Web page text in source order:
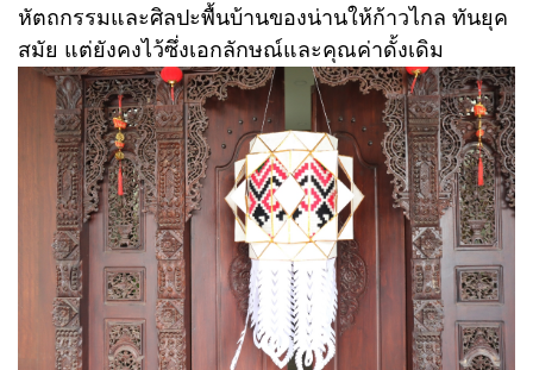
หัตถกรรมและศิลปะพื้นบ้านของน่านให้ก้าวไกล ทันยุค
สมัย แต่ยังคงไว้ซึ่งเอกลักษณ์และคุณค่าดั้งเดิม